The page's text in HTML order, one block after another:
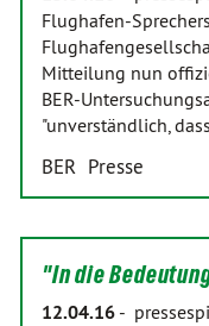
Flughafen-
Mitteilung nun
BER-
"unverständlich,
BER Presse
"In die
12.04.16 -